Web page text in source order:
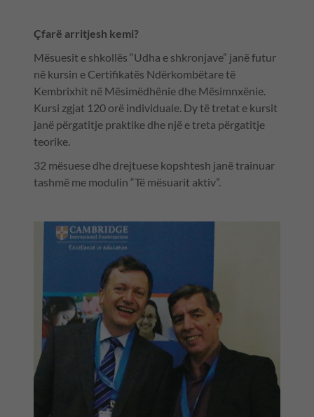
Çfarë arritjesh kemi?
Mësuesit e shkollës “Udha e shkronjave” janë futur
në kursin e Certifikatës Ndërkombëtare të
Kembrixhit në Mësimëdhënie dhe Mësimnxënie.
Kursi zgjat 120 orë individuale. Dy të tretat e kursit
janë përgatitje praktike dhe një e treta përgatitje
teorike.
32 mësuese dhe drejtuese kopshtesh janë trainuar
tashmë me modulin “Të mësuarit aktiv”.